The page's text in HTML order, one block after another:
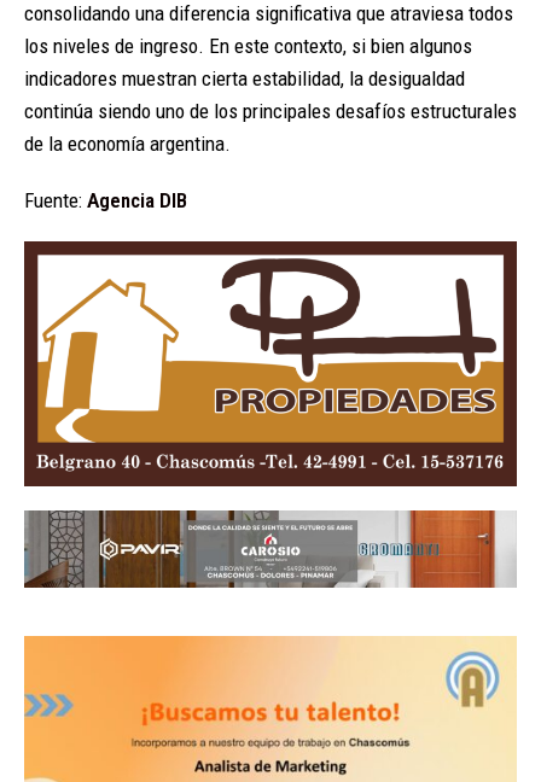
consolidando una diferencia significativa que atraviesa todos
los niveles de ingreso. En este contexto, si bien algunos
indicadores muestran cierta estabilidad, la desigualdad
continúa siendo uno de los principales desafíos estructurales
de la economía argentina.
Fuente: Agencia DIB